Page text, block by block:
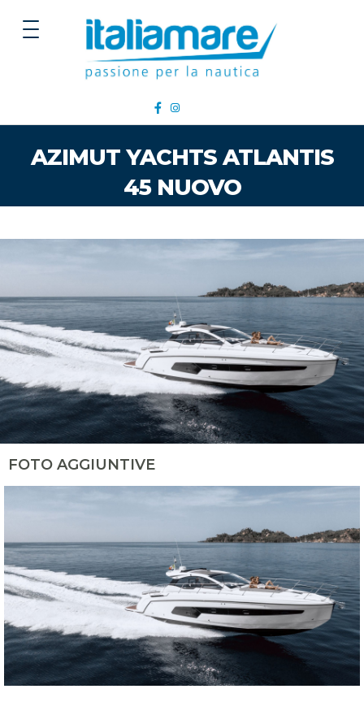
AZIMUT YACHTS ATLANTIS
45 NUOVO
FOTO AGGIUNTIVE